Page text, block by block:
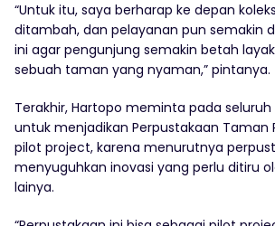
“Untuk itu, saya berharap ke depan
ditambah, dan pelayanan pun semakin
ini agar pengunjung semakin betah
sebuah taman yang nyaman,” pintanya.
Terakhir, Hartopo meminta pada seluruh
untuk menjadikan Perpustakaan Taman
pilot project, karena menurutnya
menyuguhkan inovasi yang perlu ditiru
lainya.